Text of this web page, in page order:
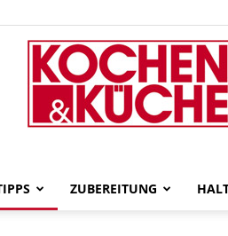
gut-
ZUBEREITUNG